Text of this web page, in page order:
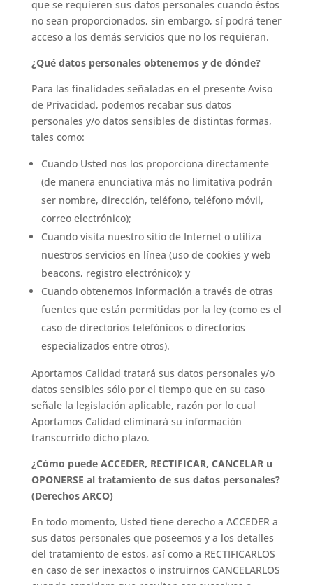
que se requieren sus datos personales cuando éstos
no sean proporcionados, sin embargo, sí podrá tener
acceso a los demás servicios que no los requieran.
¿Qué datos personales obtenemos y de dónde?
Para las finalidades señaladas en el presente Aviso
de Privacidad, podemos recabar sus datos
personales y/o datos sensibles de distintas formas,
tales como:
Cuando Usted nos los proporciona directamente
(de manera enunciativa más no limitativa podrán
ser nombre, dirección, teléfono, teléfono móvil,
correo electrónico);
Cuando visita nuestro sitio de Internet o utiliza
nuestros servicios en línea (uso de cookies y web
beacons, registro electrónico); y
Cuando obtenemos información a través de otras
fuentes que están permitidas por la ley (como es el
caso de directorios telefónicos o directorios
especializados entre otros).
Aportamos Calidad tratará sus datos personales y/o
datos sensibles sólo por el tiempo que en su caso
señale la legislación aplicable, razón por lo cual
Aportamos Calidad eliminará su información
transcurrido dicho plazo.
¿Cómo puede ACCEDER, RECTIFICAR, CANCELAR u
OPONERSE al tratamiento de sus datos personales?
(Derechos ARCO)
En todo momento, Usted tiene derecho a ACCEDER a
sus datos personales que poseemos y a los detalles
del tratamiento de estos, así como a RECTIFICARLOS
en caso de ser inexactos o instruirnos CANCELARLOS